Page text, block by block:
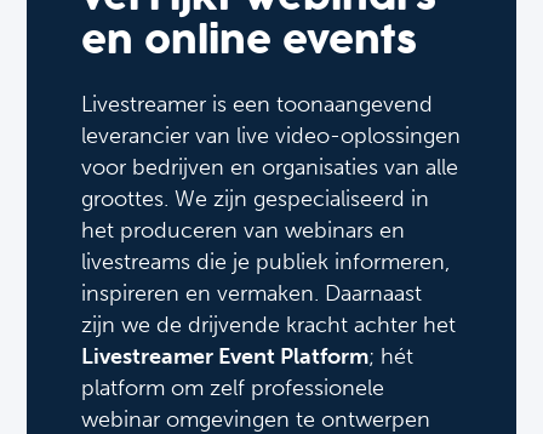
en online events
Livestreamer is een toonaangevend
leverancier van live video-oplossingen
voor bedrijven en organisaties van alle
groottes. We zijn gespecialiseerd in
het produceren van webinars en
livestreams die je publiek informeren,
inspireren en vermaken. Daarnaast
zijn we de drijvende kracht achter het
Livestreamer Event Platform; hét
platform om zelf professionele
webinar omgevingen te ontwerpen